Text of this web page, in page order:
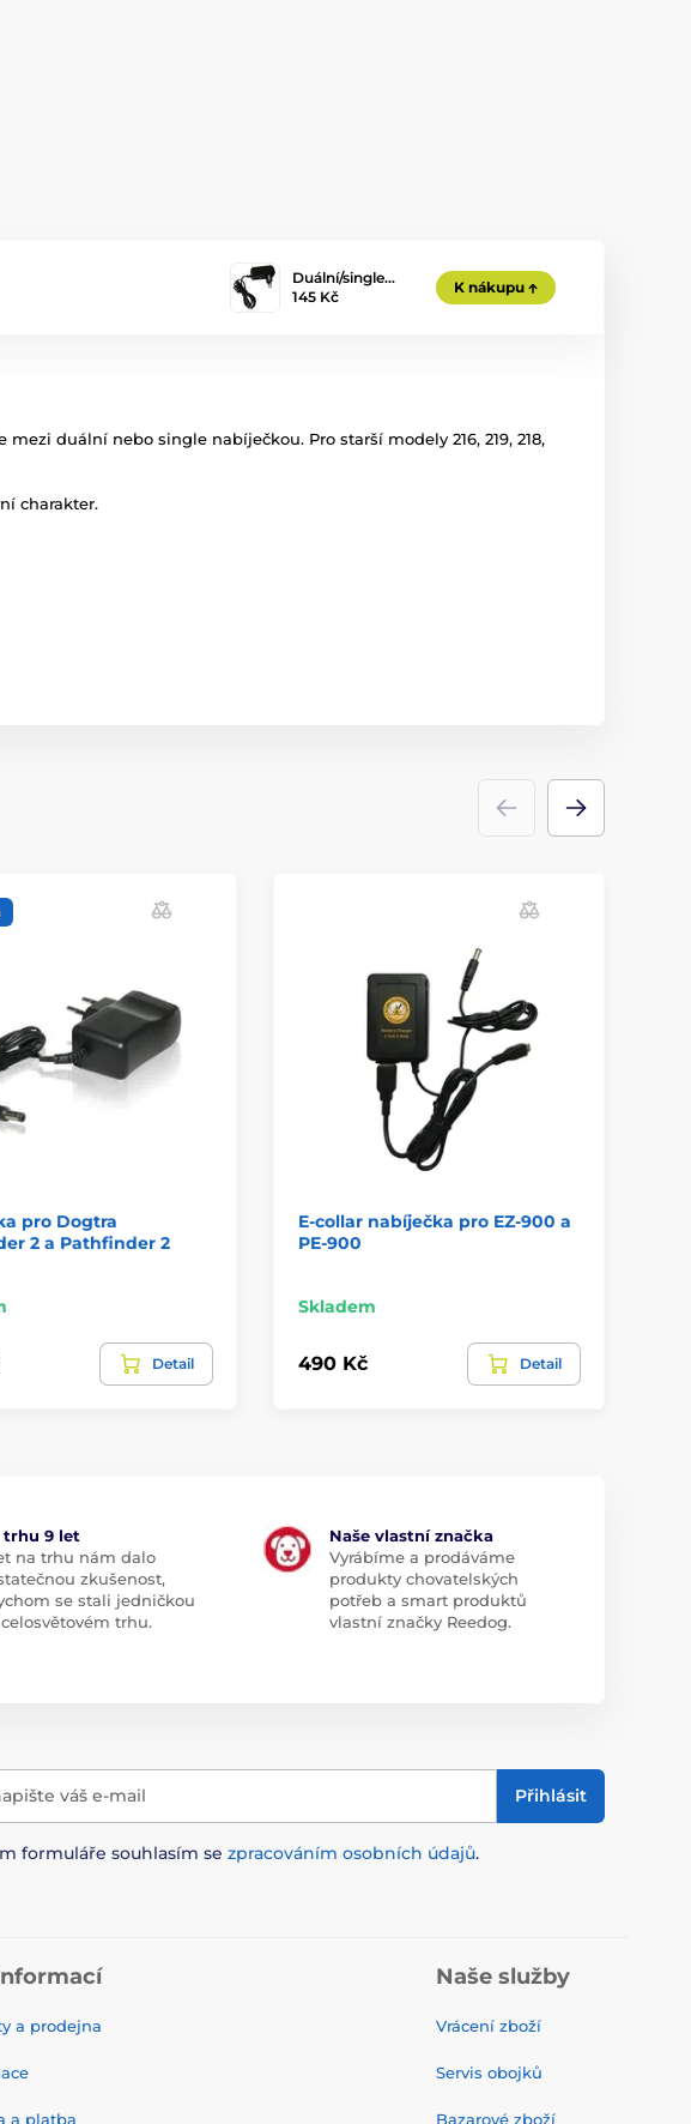
Duální/single…
145 Kč
K nákupu
duální nebo single nabíječkou. Pro starší modely 216, 219, 218,
charakter.
pro Dogtra
2 a Pathfinder 2
Detail
E-collar nabíječka pro EZ-900 a
PE-900
Skladem
490 Kč Detail
trhu 9 let
na trhu nám dalo
zkušenost,
se stali jedničkou
trhu.
Naše vlastní značka
Vyrábíme a prodáváme
produkty chovatelských
potřeb a smart produktů
vlastní značky Reedog.
váš e-mail Přihlásit
formuláře souhlasím se zpracováním osobních údajů.
a prodejna
a platba
Naše služby
Vrácení zboží
Servis obojků
Bazarové zboží